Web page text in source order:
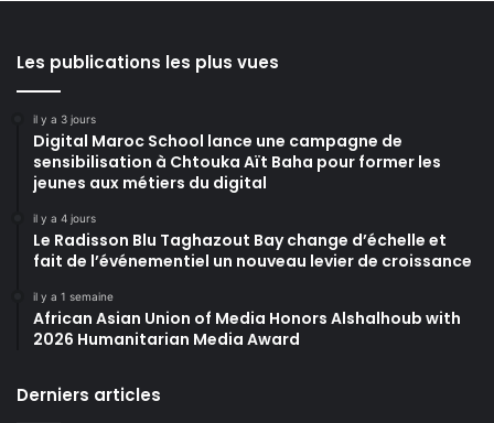
Les publications les plus vues
il y a 3 jours
Digital Maroc School lance une campagne de
sensibilisation à Chtouka Aït Baha pour former les
jeunes aux métiers du digital
il y a 4 jours
Le Radisson Blu Taghazout Bay change d’échelle et
fait de l’événementiel un nouveau levier de croissance
il y a 1 semaine
African Asian Union of Media Honors Alshalhoub with
2026 Humanitarian Media Award
Derniers articles